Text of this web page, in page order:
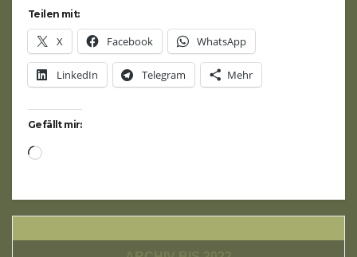
Teilen mit:
X Facebook WhatsApp
LinkedIn Telegram Mehr
Gefällt mir:
Wird